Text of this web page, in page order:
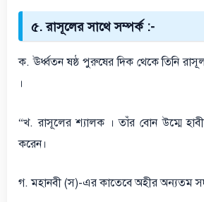
৫. রাসূলের সাথে সম্পর্ক :-
ক. ঊর্ধ্বতন ষষ্ঠ পুরুষের দিক থেকে তিনি
।
“খ. রাসূলের শ্যালক । তাঁর বোন উম্মে
করেন।
গ. মহানবী (স)-এর কাতেবে অহীর অন্যতম